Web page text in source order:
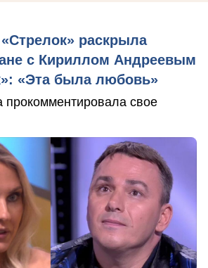
раскрыла
с Кириллом Андреевым
«Эта была любовь»
прокомментировала свое